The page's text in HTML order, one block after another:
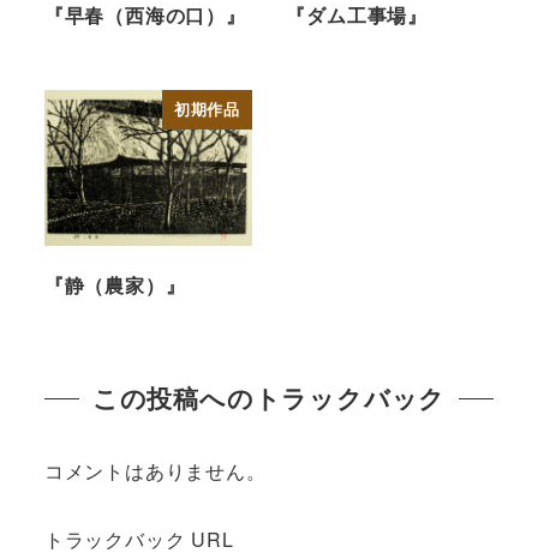
『早春（西海の口）』 『ダム工事場』
初期作品
『静（農家）』
この投稿へのトラックバック
コメントはありません。
トラックバック URL